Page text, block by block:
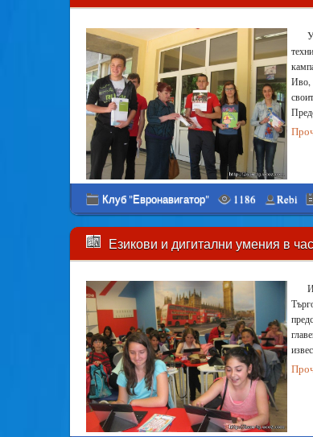
Иво,
Клуб "Евронавигатор" 1186 Rebi
Езикови и дигитални умения в